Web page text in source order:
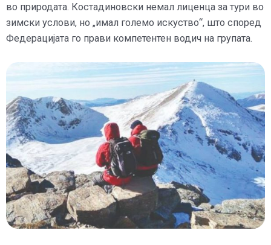
во природата. Костадиновски немал лиценца за тури во
зимски услови, но „имал големо искуство“, што според
Федерацијата го прави компетентен водич на групата.